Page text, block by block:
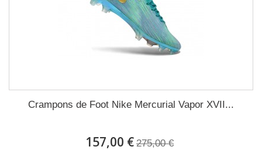
Crampons de Foot Nike Mercurial Vapor XVII...
157,00 € 275,00 €